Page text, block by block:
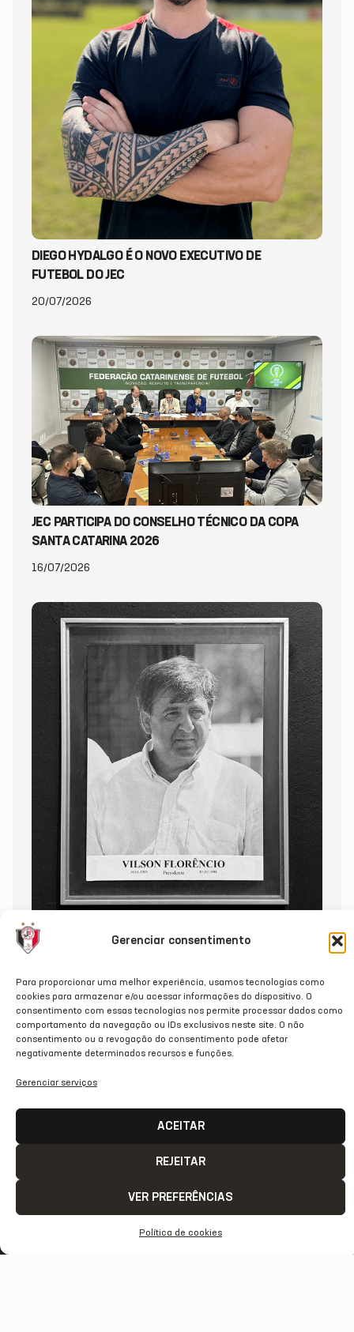
Gerenciar consentimento
Para proporcionar uma melhor experiência, usamos tecnologias como
cookies para armazenar e/ou acessar informações do dispositivo. O
consentimento com essas tecnologias nos permite processar dados como
comportamento da navegação ou IDs exclusivos neste site. O não
consentimento ou a revogação do consentimento pode afetar
negativamente determinados recursos e funções.
Gerenciar serviços
ACEITAR
REJEITAR
VER PREFERÊNCIAS
Política de cookies
DIEGO HYDALGO É O NOVO EXECUTIVO DE
FUTEBOL DO JEC
20/07/2026
JEC PARTICIPA DO CONSELHO TÉCNICO DA COPA
SANTA CATARINA 2026
16/07/2026
NOTA DE PESAR: VILSON FLORÊNCIO
02/07/2026